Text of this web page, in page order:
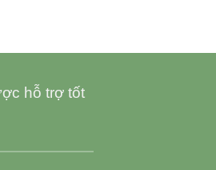
hỗ trợ tốt